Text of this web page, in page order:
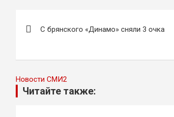
записям
С брянского «Динамо» сняли 3 очка
Новости СМИ2
Читайте также: